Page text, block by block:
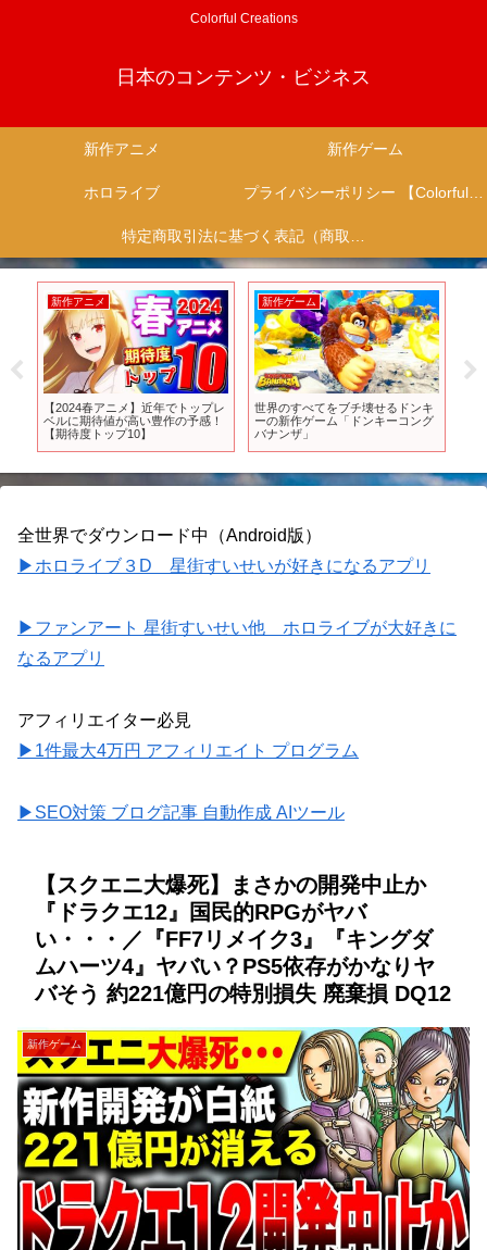
Colorful Creations
日本のコンテンツ・ビジネス
新作アニメ 新作ゲーム
ホロライブ プライバシーポリシー 【Colorful Creation】
特定商取引法に基づく表記（商取引に関する開示）
のすべてをブチ壊せるドンキ
新作ゲーム「ドンキーコング
新作ゲーム
スクエニがとんでもない損失を出
す中KH4が来年発売か…人気ゲー
ムが突如高額エディションを発表
はAI機能が目玉になりそう
新作ゲーム
『ソードアー
クチュアード
全世界でダウンロード中（Android版）
▶ホロライブ３D 星街すいせいが好きになるアプリ
▶ファンアート 星街すいせい他 ホロライブが大好きに
なるアプリ
アフィリエイター必見
▶1件最大4万円 アフィリエイト プログラム
▶SEO対策 ブログ記事 自動作成 AIツール
【スクエニ大爆死】まさかの開発中止か
『ドラクエ12』国民的RPGがヤバ
い・・・／『FF7リメイク3』『キングダ
ムハーツ4』ヤバい？PS5依存がかなりヤ
バそう 約221億円の特別損失 廃棄損 DQ12
新作ゲーム